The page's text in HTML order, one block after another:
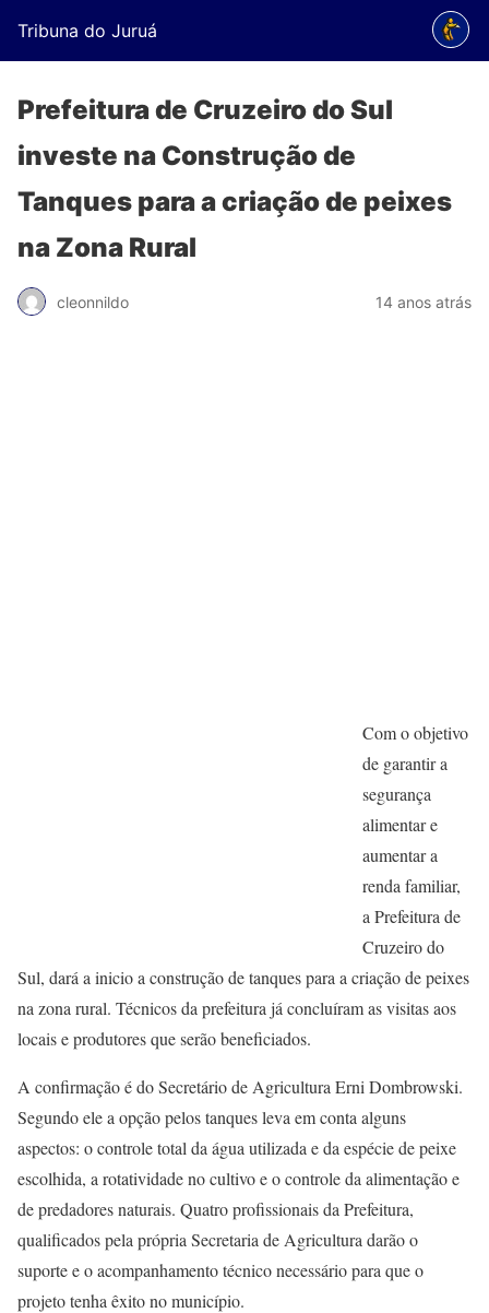
Tribuna do Juruá
Prefeitura de Cruzeiro do Sul
investe na Construção de
Tanques para a criação de peixes
na Zona Rural
cleonnildo 14 anos atrás
Com o objetivo
de garantir a
segurança
alimentar e
aumentar a
renda familiar,
a Prefeitura de
Cruzeiro do
Sul, dará a inicio a construção de tanques para a criação de peixes
na zona rural. Técnicos da prefeitura já concluíram as visitas aos
locais e produtores que serão beneficiados.
A confirmação é do Secretário de Agricultura Erni Dombrowski.
Segundo ele a opção pelos tanques leva em conta alguns
aspectos: o controle total da água utilizada e da espécie de peixe
escolhida, a rotatividade no cultivo e o controle da alimentação e
de predadores naturais. Quatro profissionais da Prefeitura,
qualificados pela própria Secretaria de Agricultura darão o
suporte e o acompanhamento técnico necessário para que o
projeto tenha êxito no município.